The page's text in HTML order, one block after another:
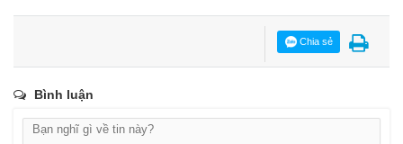
Chia sẻ
Bình luận